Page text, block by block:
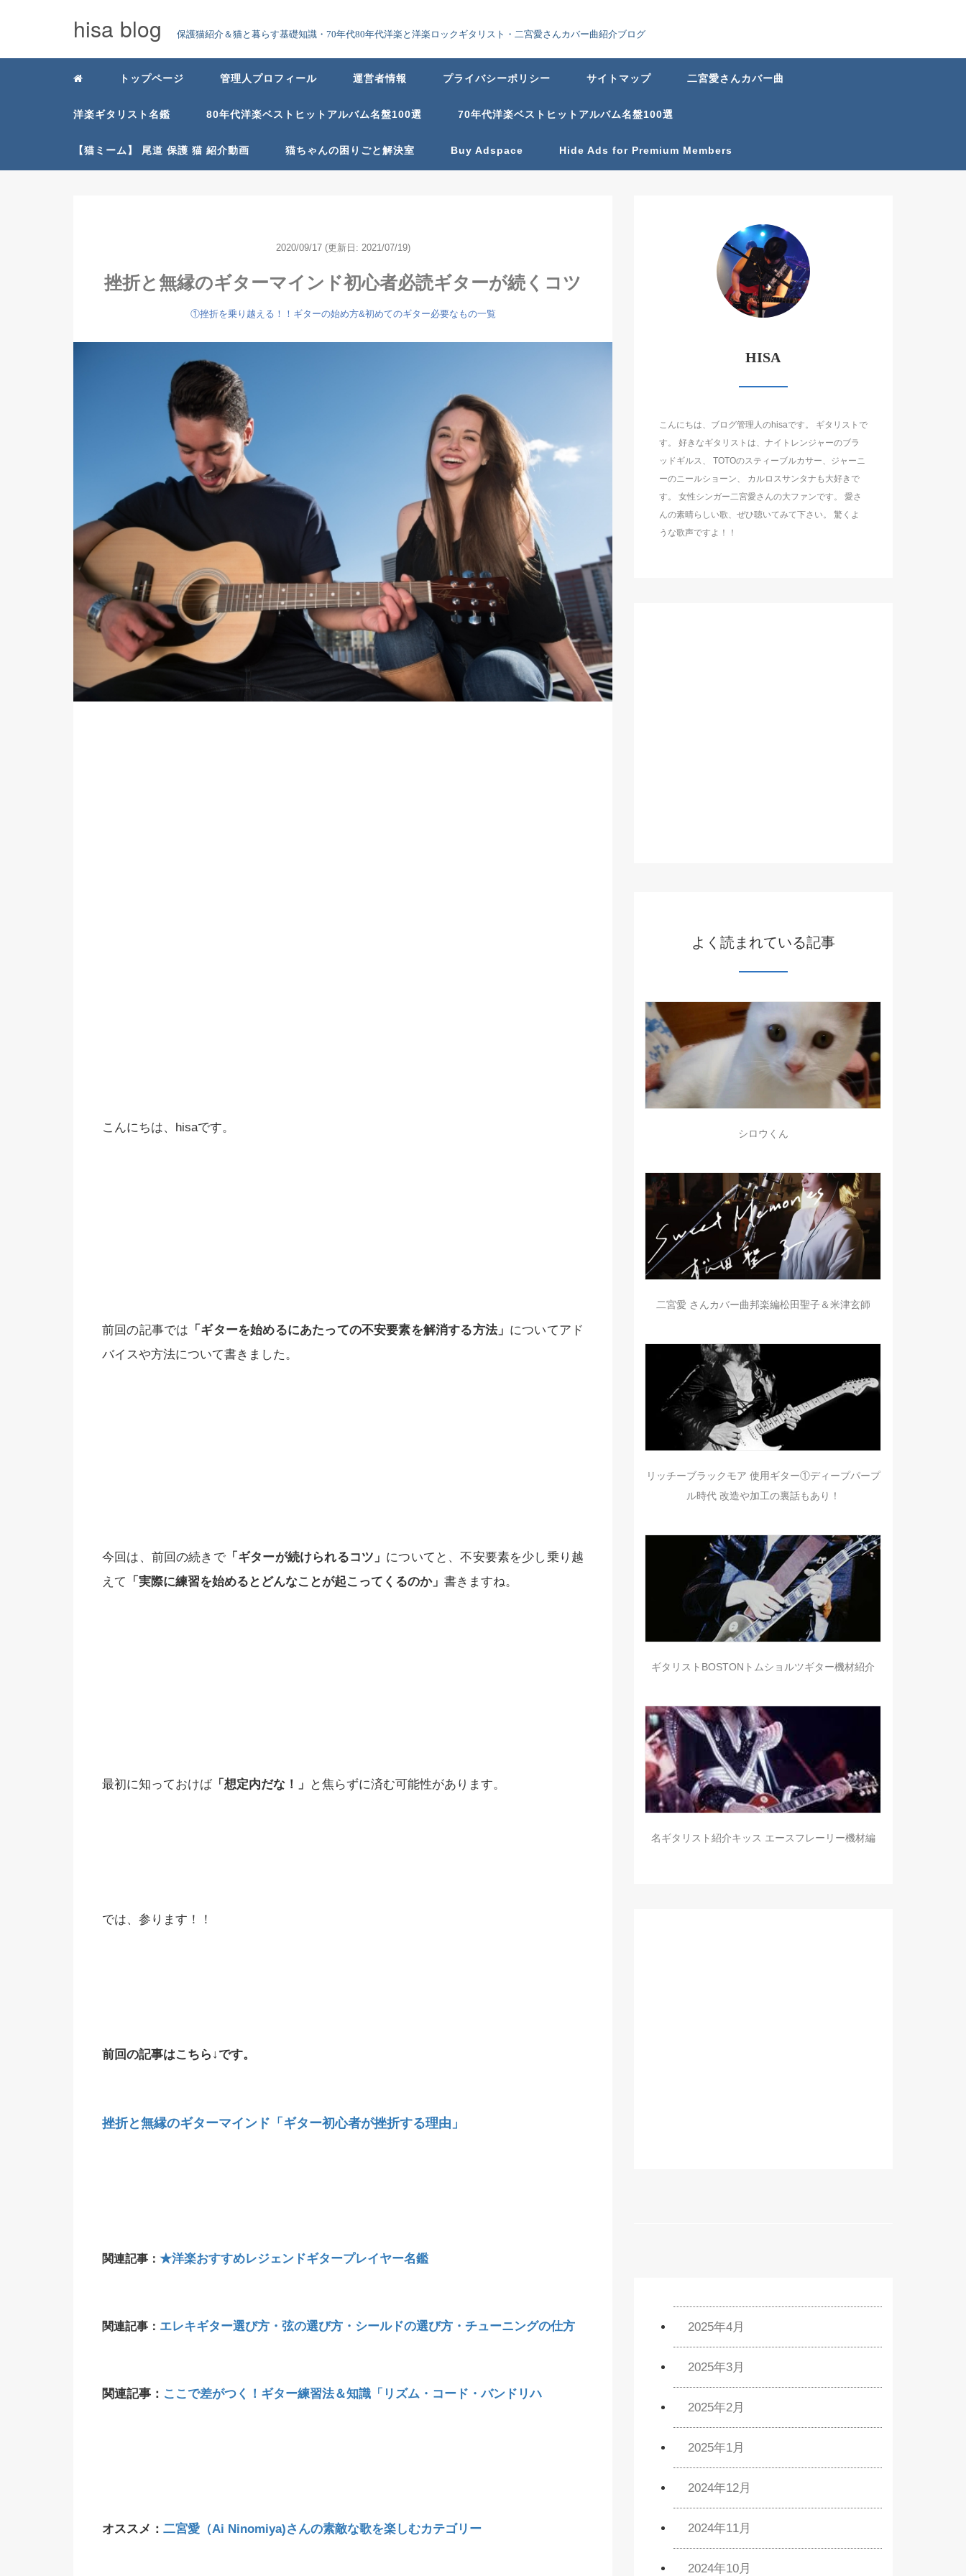
hisa blog 保護猫紹介＆猫と暮らす基礎知識・70年代80年代洋楽と洋楽ロックギタリスト・二宮愛さんカバー曲紹介ブログ
トップページ 管理人プロフィール 運営者情報 プライバシーポリシー サイトマップ 二宮愛さんカバー曲
洋楽ギタリスト名鑑 80年代洋楽ベストヒットアルバム名盤100選 70年代洋楽ベストヒットアルバム名盤100選
【猫ミーム】 尾道 保護 猫 紹介動画 猫ちゃんの困りごと解決室 Buy Adspace Hide Ads for Premium Members
2020/09/17 (更新日: 2021/07/19)
挫折と無縁のギターマインド初心者必読ギターが続くコツ
①挫折を乗り越える！！ギターの始め方&初めてのギター必要なもの一覧
こんにちは、hisaです。
前回の記事では 「ギターを始めるにあたっての不安要素を解消する方法」 についてアド
バイスや方法について書きました。
今回は、前回の続きで「ギターが続けられるコツ」 についてと、不安要素を少し乗り越
えて
「実際に練習を始めるとどんなことが起こってくるのか」 書きますね。
最初に知っておけば「想定内だな！」 と焦らずに済む可能性があります。
では、参ります！！
前回の記事はこちら↓です。
挫折と無縁のギターマインド「ギター初心者が挫折する理由」
関連記事： ★洋楽おすすめレジェンドギタープレイヤー名鑑
関連記事： エレキギター選び方・弦の選び方・シールドの選び方・チューニングの仕方
関連記事： ここで差がつく！ギター練習法＆知識「リズム・コード・バンドリハ
オススメ： 二宮愛（Ai Ninomiya)さんの素敵な歌を楽しむカテゴリー
HISA
こんにちは、ブログ管理人のhisaです。 ギタリストで
す。 好きなギタリストは、ナイトレンジャーのブラ
ッドギルス、 TOTOのスティーブルカサー、ジャーニ
ーのニールショーン、 カルロスサンタナも大好きで
す。 女性シンガー二宮愛さんの大ファンです。 愛さ
んの素晴らしい歌、ぜひ聴いてみて下さい。 驚くよ
うな歌声ですよ！！
よく読まれている記事
シロウくん
二宮愛 さんカバー曲邦楽編松田聖子＆米津玄師
リッチーブラックモア 使用ギター①ディープパープ
ル時代 改造や加工の裏話もあり！
ギタリストBOSTONトムショルツギター機材紹介
名ギタリスト紹介キッス エースフレーリー機材編
2025年4月
2025年3月
2025年2月
2025年1月
2024年12月
2024年11月
2024年10月